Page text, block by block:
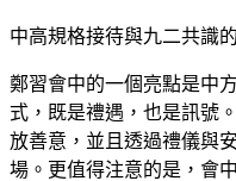
中高規格接待與九二共識
鄭習會中的一個亮點是中
式，既是禮遇，也是訊號
放善意，並且透過禮儀與
場。更值得注意的是，會